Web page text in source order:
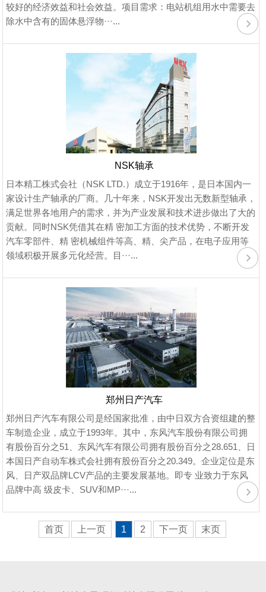
较好的经济效益和社会效益。项目需求：电站机组用水中需要去
除水中含有的固体悬浮物···...
NSK轴承
日本精工株式会社（NSK LTD.）成立于1916年，是日本国内一
家设计生产轴承的厂商。几十年来，NSK开发出无数新型轴承，
满足世界各地用户的需求，并为产业发展和技术进步做出了大的
贡献。同时NSK凭借其在精 密加工方面的技术优势，不断开发
汽车零部件、精 密机械组件等高、精、尖产品，在电子应用等
领域积极开展多元化经营。目···...
郑州日产汽车
郑州日产汽车有限公司是经国家批准，由中日双方合资组建的整
车制造企业，成立于1993年。其中，东风汽车股份有限公司拥
有股份百分之51、东风汽车有限公司拥有股份百分之28.651、日
本国日产自动车株式会社拥有股份百分之20.349。企业定位是东
风、日产双品牌LCV产品的主要发展基地。即专 业致力于东风
品牌中高 级皮卡、SUV和MP···...
首页 上一页 1 2 下一页 末页